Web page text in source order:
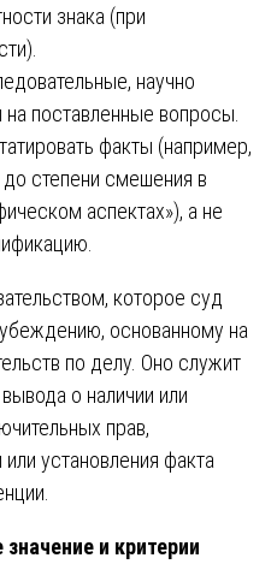
знака (при
научно
поставленные вопросы.
факты (например,
степени смешения в
аспектах»), а не
которое суд
основанному на
по делу. Оно служит
о наличии или
прав,
установления факта
и критерии